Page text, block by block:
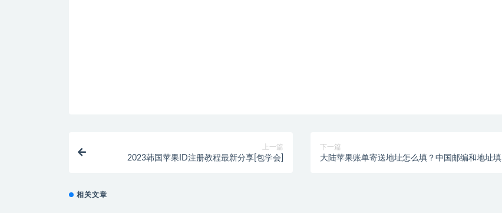
上一篇
2023韩国苹果ID注册教程最新分享[包学会]
下一篇
大陆苹果账单寄送地址怎么填？中国邮编和地址填
相关文章